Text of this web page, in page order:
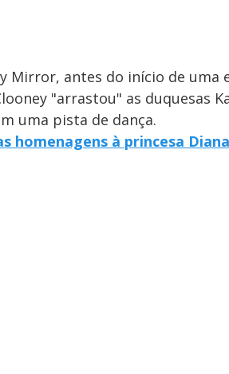
Mirror, antes do início de uma
"arrastou" as duquesas
uma pista de dança.
homenagens à princesa Diana